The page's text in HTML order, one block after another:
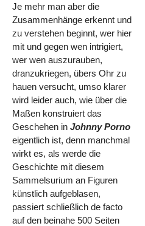
Je mehr man aber die
Zusammenhänge erkennt und
zu verstehen beginnt, wer hier
mit und gegen wen intrigiert,
wer wen auszurauben,
dranzukriegen, übers Ohr zu
hauen versucht, umso klarer
wird leider auch, wie über die
Maßen konstruiert das
Geschehen in Johnny Porno
eigentlich ist, denn manchmal
wirkt es, als werde die
Geschichte mit diesem
Sammelsurium an Figuren
künstlich aufgeblasen,
passiert schließlich de facto
auf den beinahe 500 Seiten